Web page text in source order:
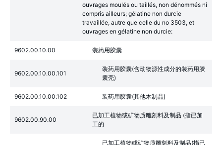
ouvrages moulés ou taillés, non dénommés ni
compris ailleurs; gélatine non durcie
travaillée, autre que celle du no 3503, et
ouvrages en gélatine non durcie:
9602.00.10.00 装药用胶囊
9602.00.10.00.101
装药用胶囊(含动物源性成分的装药用胶
囊壳)
9602.00.10.00.102 装药用胶囊(其他木制品)
9602.00.90.00
已加工植物或矿物质雕刻料及制品 (指已加
工的
已加工植物或矿物质雕刻料及制品(指已